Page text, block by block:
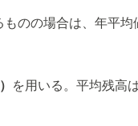
のの場合は、年平
を用いる。平均残高